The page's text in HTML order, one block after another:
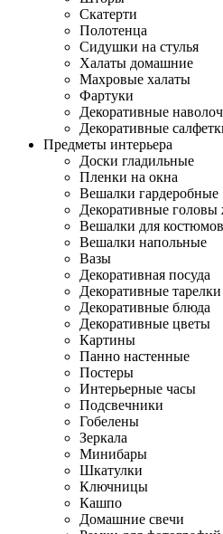
Скатерти
Полотенца
Сидушки на стулья
Халаты домашние
Махровые халаты
Фартуки
Декоративные
Декоративные
Предметы интерьера
Доски гладильные
Пленки на окна
Вешалки гардеробные
Декоративные
Вешалки для костюмов
Вешалки напольные
Вазы
Декоративная посуда
Декоративные тарелки
Декоративные блюда
Декоративные цветы
Картины
Панно настенные
Постеры
Интерьерные часы
Подсвечники
Гобелены
Зеркала
Минибары
Шкатулки
Ключницы
Кашпо
Домашние свечи